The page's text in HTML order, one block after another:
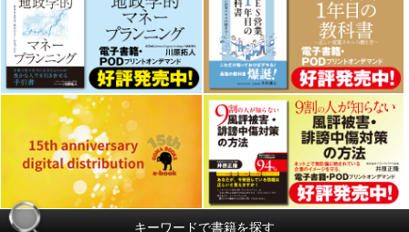
キーワードで書籍を探す